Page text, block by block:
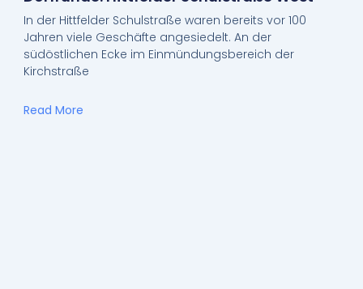
In der Hittfelder Schulstraße waren bereits vor 100
Jahren viele Geschäfte angesiedelt. An der
südöstlichen Ecke im Einmündungsbereich der
Kirchstraße
Read More